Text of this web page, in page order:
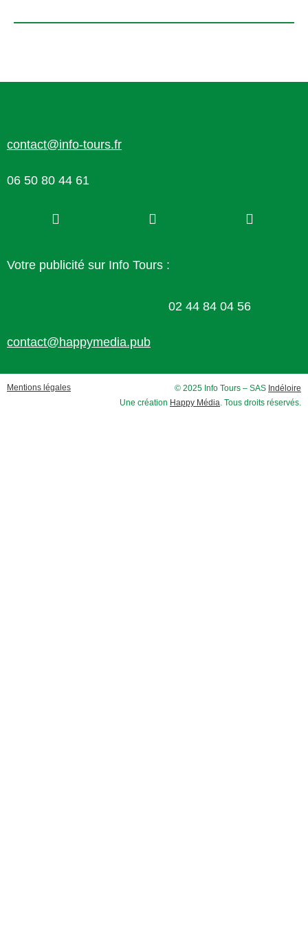
contact@info-tours.fr
06 50 80 44 61
Votre publicité sur Info Tours :
02 44 84 04 56
contact@happymedia.pub
Mentions légales © 2025 Info Tours – SAS Indéloire
Une création Happy Média . Tous droits réservés.